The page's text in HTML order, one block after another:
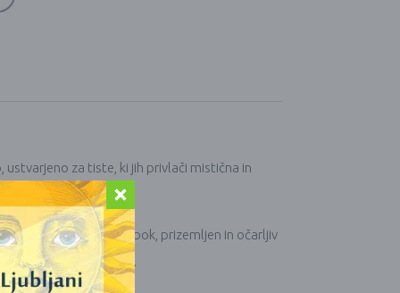
za tiste, ki jih privlači mistična in
da ustvarijo globok, prizemljen in očarljiv
in duhovno zavedanje.